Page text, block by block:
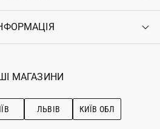
Повернення
Гарантія
Увійти
Ostriv Club+
магазини
з догляду
МАГАЗИНИ
ЛЬВІВ КИЇВ ОБЛ